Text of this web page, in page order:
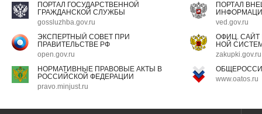
ПОРТАЛ ГОСУДАРСТВЕННОЙ
ГРАЖДАНСКОЙ СЛУЖБЫ
gossluzhba.gov.ru
ПОРТАЛ
ved.gov.ru
ЭКСПЕРТНЫЙ СОВЕТ ПРИ
ПРАВИТЕЛЬСТВЕ РФ
open.gov.ru
ОФИЦ.
НОЙ
zakupki.gov.ru
НОРМАТИВНЫЕ ПРАВОВЫЕ АКТЫ В
РОССИЙСКОЙ ФЕДЕРАЦИИ
pravo.minjust.ru
www.oatos.ru